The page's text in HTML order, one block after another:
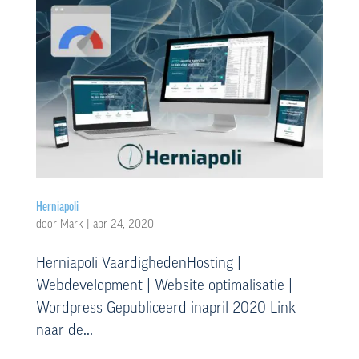
Herniapoli
door Mark| apr 24, 2020
Herniapoli VaardighedenHosting |
Webdevelopment | Website optimalisatie |
Wordpress Gepubliceerd inapril 2020 Link
naar de...